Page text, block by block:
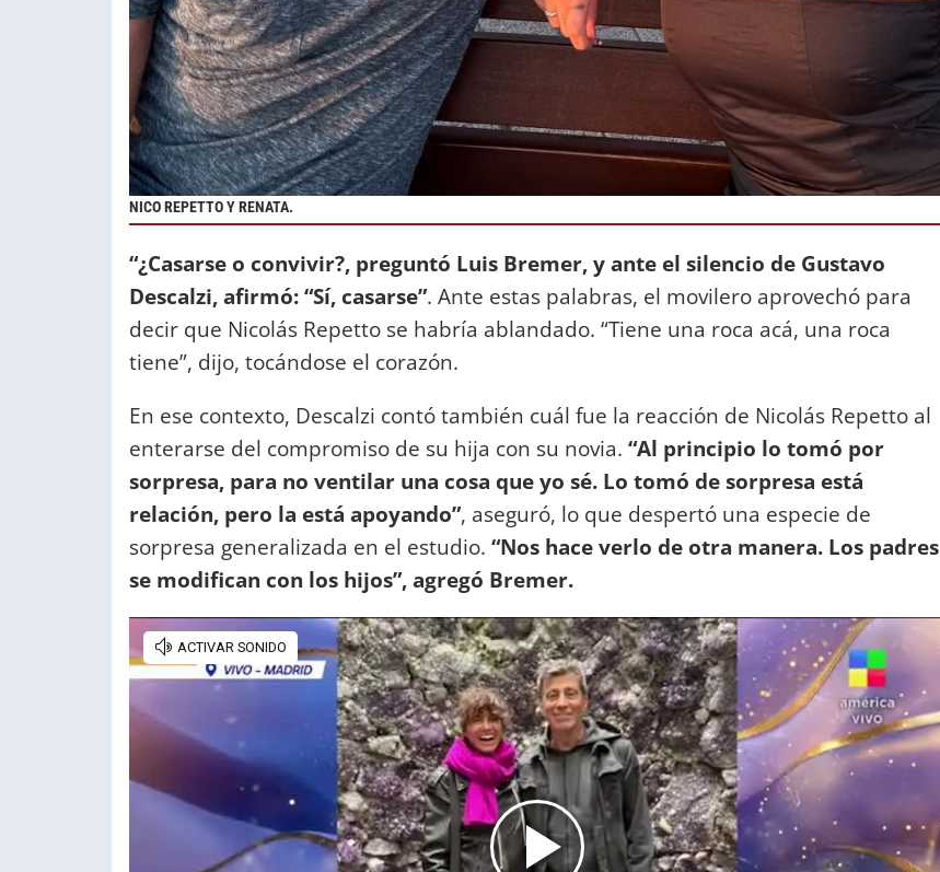
NICO REPETTO Y RENATA.
“¿Casarse o convivir?, preguntó Luis Bremer, y ante el silencio de Gustavo
Descalzi, afirmó: “Sí, casarse”. Ante estas palabras, el movilero aprovechó para
decir que Nicolás Repetto se habría ablandado. “Tiene una roca acá, una roca
tiene”, dijo, tocándose el corazón.
En ese contexto, Descalzi contó también cuál fue la reacción de Nicolás Repetto al
enterarse del compromiso de su hija con su novia. “Al principio lo tomó por
sorpresa, para no ventilar una cosa que yo sé. Lo tomó de sorpresa está
relación, pero la está apoyando”, aseguró, lo que despertó una especie de
sorpresa generalizada en el estudio. “Nos hace verlo de otra manera. Los padres
se modifican con los hijos”, agregó Bremer.